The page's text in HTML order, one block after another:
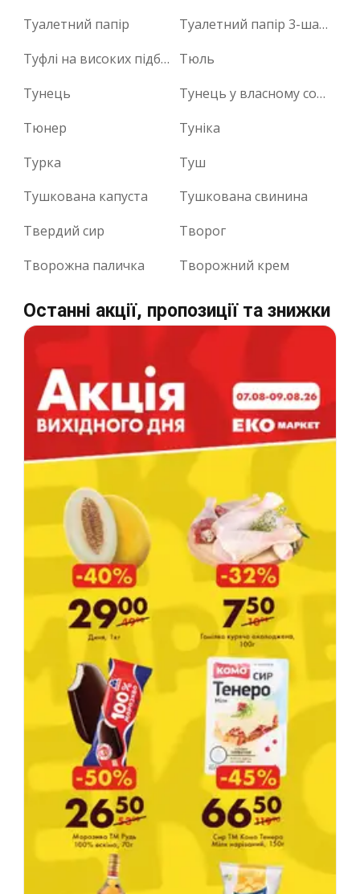
Туалетний папір
Туалетний папір 3-шаровий
Туфлі на високих підборах
Тюль
Тунець
Тунець у власному соку
Тюнер
Туніка
Турка
Туш
Тушкована капуста
Тушкована свинина
Твердий сир
Творог
Творожна паличка
Творожний крем
Останні акції, пропозиції та знижки